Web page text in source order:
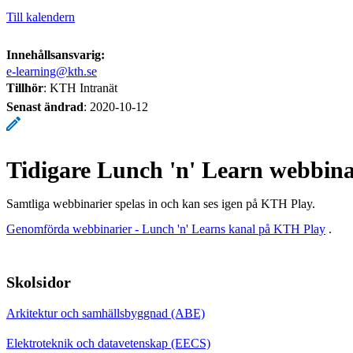
Till kalendern
Innehållsansvarig:
e-learning@kth.se
Tillhör: KTH Intranät
Senast ändrad: 2020-10-12
Tidigare Lunch 'n' Learn
Samtliga webbinarier spelas in och kan ses igen på KTH Play.
Genomförda webbinarier - Lunch 'n' Learns kanal på KTH Play .
Skolsidor
Arkitektur och samhällsbyggnad (ABE)
Elektroteknik och datavetenskap (EECS)